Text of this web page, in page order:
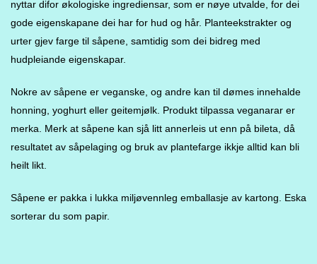
nyttar difor økologiske ingrediensar, som er nøye utvalde, for dei
gode eigenskapane dei har for hud og hår. Planteekstrakter og
urter gjev farge til såpene, samtidig som dei bidreg med
hudpleiande eigenskapar.
Nokre av såpene er veganske, og andre kan til dømes innehalde
honning, yoghurt eller geitemjølk. Produkt tilpassa veganarar er
merka. Merk at såpene kan sjå litt annerleis ut enn på bileta, då
resultatet av såpelaging og bruk av plantefarge ikkje alltid kan bli
heilt likt.
Såpene er pakka i lukka miljøvennleg emballasje av kartong. Eska
sorterar du som papir.